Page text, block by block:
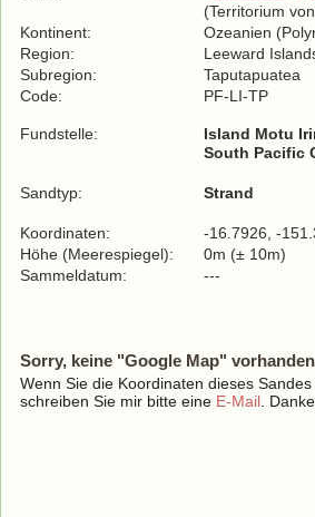
(Territorium
Kontinent:
Ozeanien
Region:
Leeward
Subregion:
Taputapuatea
Code:
PF-LI-TP
Fundstelle:
Island Motu
South Pacific
Sandtyp: Strand
Koordinaten:
-16.7926, -
Höhe (Meerespiegel):
0m (± 10m)
Sammeldatum:
---
Sorry, keine "Google Map"
Wenn Sie die Koordinaten dieses Sandes
schreiben Sie mir bitte eine E-Mail . Danke.